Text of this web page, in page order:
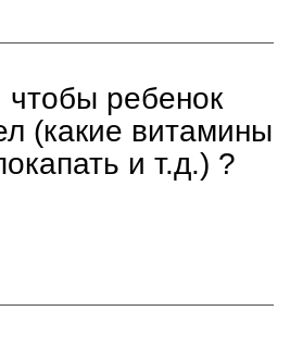
чтобы ребенок
(какие витамины
и т.д.) ?